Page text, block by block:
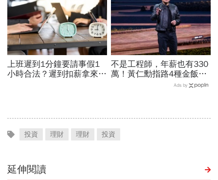
上班遲到1分鐘要請事假1
小時合法？遲到扣薪拿來聚
不是工程師，年薪也有330
萬！黃仁勳指路4種金飯
碗：免大學畢、人人有機會
Ads by
投資 理財 理財 投資
延伸閱讀